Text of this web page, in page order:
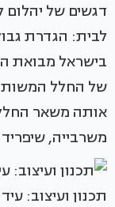
דגשים של יהלום
לבית: הגדרת
בישראל מבואת
של החלל
אותה משאר
משרבייה,
‏‏תכנון ועיצוב: